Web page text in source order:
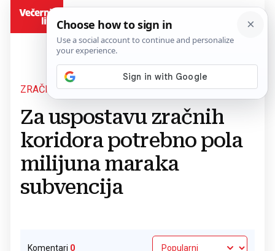
ZRAČNA LUKA MOSTAR Povratak na članak
Za uspostavu zračnih
koridora potrebno pola
milijuna maraka
subvencija
Komentari 0